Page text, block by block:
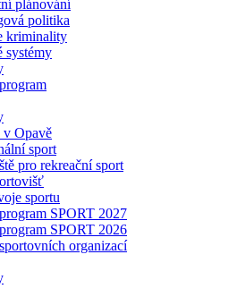
plánování
politika
kriminality
systémy
v Opavě
sport
pro rekreační sport
sportu
SPORT 2027
SPORT 2026
organizací